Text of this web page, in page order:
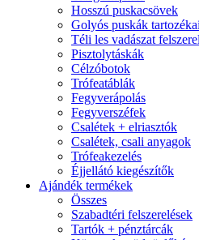
Hosszú puskacsövek
Golyós puskák tartozékai
Téli les vadászat
Pisztolytáskák
Célzóbotok
Trófeatáblák
Fegyverápolás
Fegyverszéfek
Csalétek + elriasztók
Csalétek, csali anyagok
Trófeakezelés
Éjjellátó kiegészítők
Ajándék termékek
Összes
Szabadtéri felszerelések
Tartók + pénztárcák